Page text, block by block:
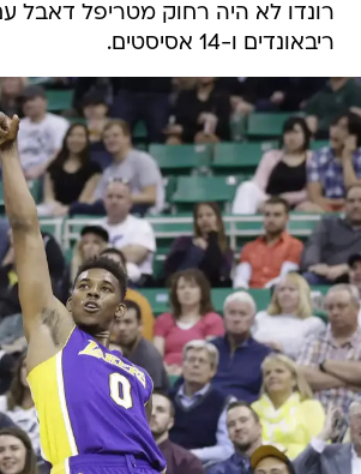
ריבאונדים ו-14 אסיסטים.